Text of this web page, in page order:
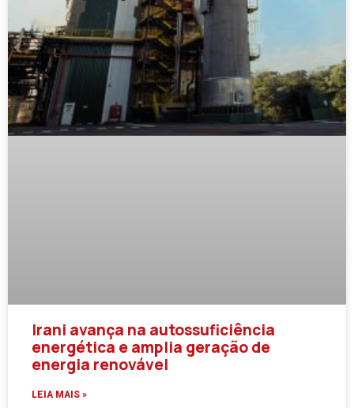
Irani avança na autossuficiência
energética e amplia geração de
energia renovável
LEIA MAIS »